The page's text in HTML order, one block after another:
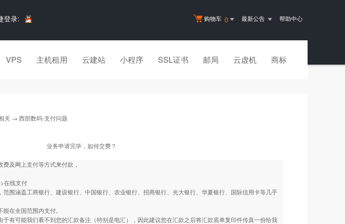
购物车 0 最新公告 帮助中心
登录:
VPS 主机租用 云建站 小程序 SSL证书 邮局 云虚机 商标
关 → 西部数码-支付问题
业务申请完毕，如何交费？
及网上支付等方式来付款，
在线支付
围涵盖工商银行、建设银行、中国银行、农业银行、招商银行、光大银行、华夏银行、国际信用卡等几乎
在全国范围内支付。
有可能我们看不到您的汇款备注（特别是电汇），因此建议您在汇款之后将汇款底单复印件传真一份给我